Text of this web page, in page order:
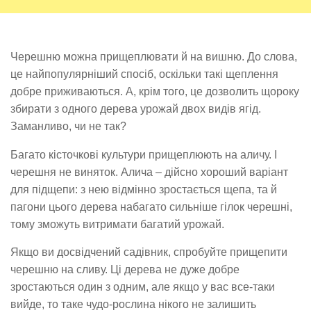
Черешню можна прищеплювати й на вишню. До слова,
це найпопулярніший спосіб, оскільки такі щеплення
добре приживаються. А, крім того, це дозволить щороку
збирати з одного дерева урожай двох видів ягід.
Заманливо, чи не так?
Багато кісточкові культури прищеплюють на аличу. І
черешня не виняток. Алича – дійсно хороший варіант
для підщепи: з нею відмінно зростається щепа, та й
пагони цього дерева набагато сильніше гілок черешні,
тому зможуть витримати багатий урожай.
Якщо ви досвідчений садівник, спробуйте прищепити
черешню на сливу. Ці дерева не дуже добре
зростаються один з одним, але якщо у вас все-таки
вийде, то таке чудо-рослина нікого не залишить